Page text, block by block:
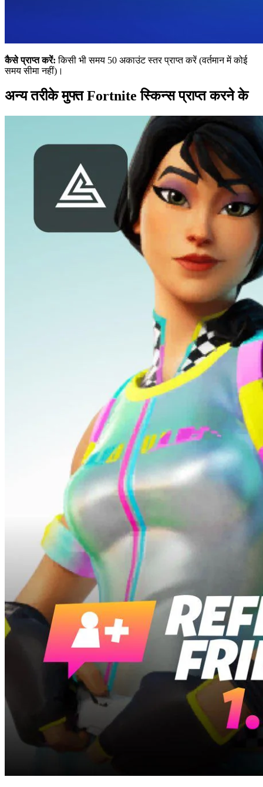
कैसे प्राप्त करें: किसी भी समय 50 अकाउंट स्तर प्राप्त करें (वर्तमान में कोई
समय सीमा नहीं)।
अन्य तरीके मुफ्त Fortnite स्किन्स प्राप्त करने के